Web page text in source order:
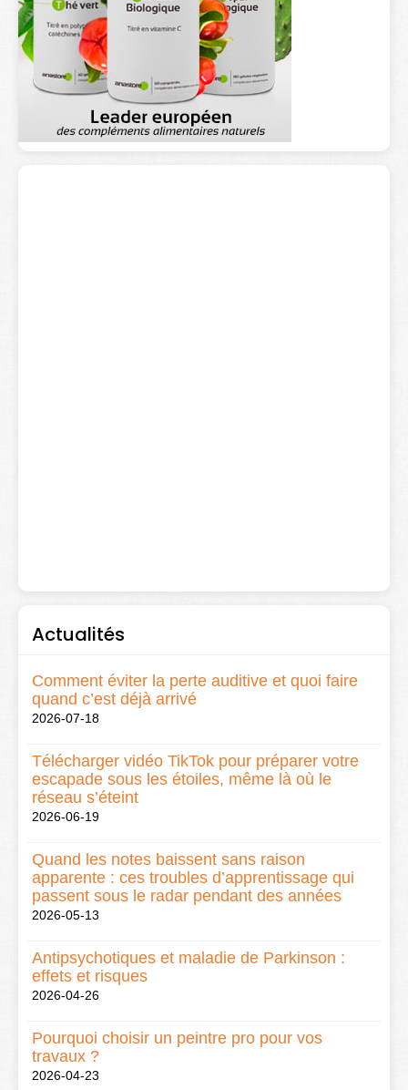
Actualités
Comment éviter la perte auditive et quoi faire
quand c’est déjà arrivé
2026-07-18
Télécharger vidéo TikTok pour préparer votre
escapade sous les étoiles, même là où le
réseau s’éteint
2026-06-19
Quand les notes baissent sans raison
apparente : ces troubles d’apprentissage qui
passent sous le radar pendant des années
2026-05-13
Antipsychotiques et maladie de Parkinson :
effets et risques
2026-04-26
Pourquoi choisir un peintre pro pour vos
travaux ?
2026-04-23